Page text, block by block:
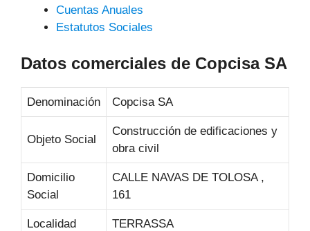
Cuentas Anuales
Estatutos Sociales
Datos comerciales de Copcisa SA
Denominación Copcisa SA
Objeto Social
Construcción de edificaciones y
obra civil
Domicilio
Social
CALLE NAVAS DE TOLOSA ,
161
Localidad TERRASSA